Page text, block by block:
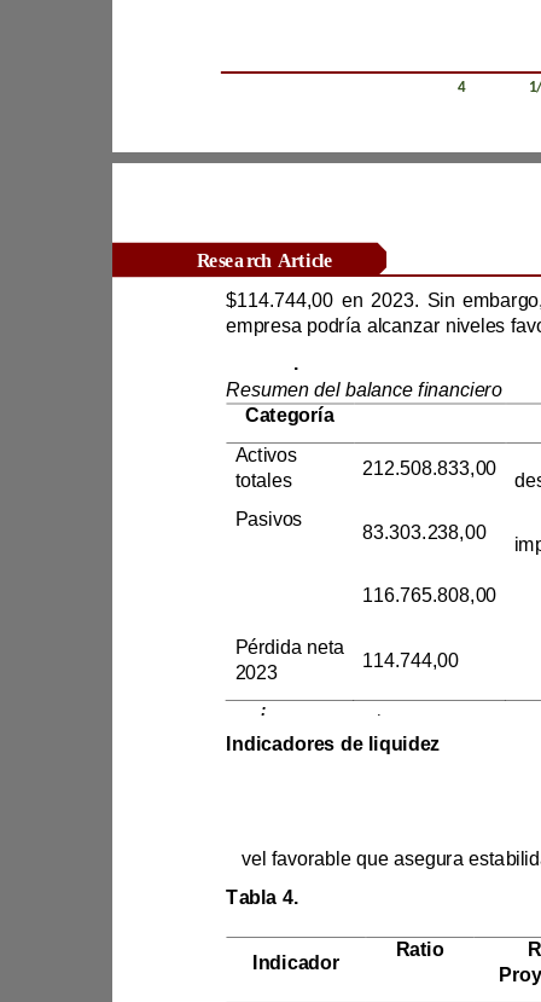
Revista Científica Zambos / Vol. 04 1
Research Article
.
Resumen del balance financiero
Categoría
totales
212.508.833,00
83.303.238,00
116.765.808,00
2023
114.744,00
: .
Indicadores de liquidez
ni
Indicador
Ratio